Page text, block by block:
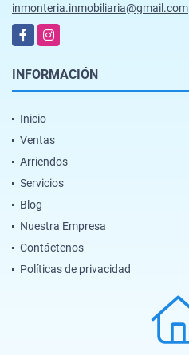
inmonteria.inmobiliaria@gmail.com
FacebookInstagram
INFORMACIÓN
Inicio
Ventas
Arriendos
Servicios
Blog
Nuestra Empresa
Contáctenos
Políticas de privacidad